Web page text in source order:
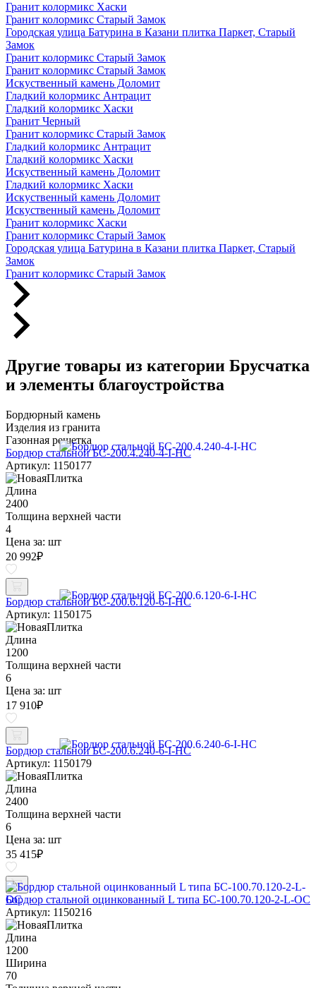
Гранит колормикс Хаски
Гранит колормикс Старый Замок
Городская улица Батурина в Казани плитка Паркет, Старый
Замок
Гранит колормикс Старый Замок
Гранит колормикс Старый Замок
Искуственный камень Доломит
Гладкий колормикс Антрацит
Гладкий колормикс Хаски
Гранит Черный
Гранит колормикс Старый Замок
Гладкий колормикс Антрацит
Гладкий колормикс Хаски
Искуственный камень Доломит
Гладкий колормикс Хаски
Искуственный камень Доломит
Искуственный камень Доломит
Гранит колормикс Хаски
Гранит колормикс Старый Замок
Городская улица Батурина в Казани плитка Паркет, Старый
Замок
Гранит колормикс Старый Замок
Другие товары из категории Брусчатка
и элементы благоустройства
Бордюрный камень
Изделия из гранита
Газонная решетка
Бордюр стальной БС-200.4.240-4-I-НС
Артикул: 1150177
Длина
2400
Толщина верхней части
4
Цена за: шт
20 992₽
Бордюр стальной БС-200.6.120-6-I-НС
Артикул: 1150175
Длина
1200
Толщина верхней части
6
Цена за: шт
17 910₽
Бордюр стальной БС-200.6.240-6-I-НС
Артикул: 1150179
Длина
2400
Толщина верхней части
6
Цена за: шт
35 415₽
Бордюр стальной оцинкованный L типа БС-100.70.120-2-L-ОС
Артикул: 1150216
Длина
1200
Ширина
70